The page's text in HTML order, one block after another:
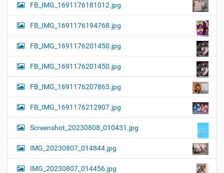
FB_IMG_1691176181012.jpg
FB_IMG_1691176194768.jpg
FB_IMG_1691176201450.jpg
FB_IMG_1691176201450.jpg
FB_IMG_1691176207865.jpg
FB_IMG_1691176212907.jpg
Screenshot_20230808_010431.jpg
IMG_20230807_014844.jpg
IMG_20230807_014456.jpg